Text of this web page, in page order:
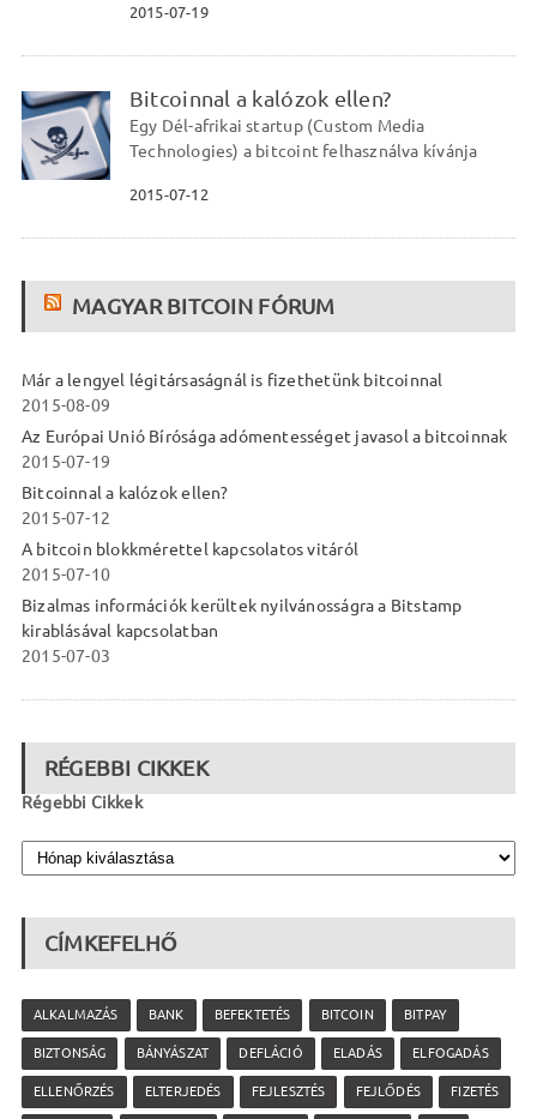
2015-07-19
Bitcoinnal a kalózok ellen?
Egy Dél-afrikai startup (Custom Media
Technologies) a bitcoint felhasználva kívánja
2015-07-12
MAGYAR BITCOIN FÓRUM
Már a lengyel légitársaságnál is fizethetünk bitcoinnal
2015-08-09
Az Európai Unió Bírósága adómentességet javasol a bitcoinnak
2015-07-19
Bitcoinnal a kalózok ellen?
2015-07-12
A bitcoin blokkmérettel kapcsolatos vitáról
2015-07-10
Bizalmas információk kerültek nyilvánosságra a Bitstamp
kirablásával kapcsolatban
2015-07-03
RÉGEBBI CIKKEK
Régebbi Cikkek
CÍMKEFELHŐ
ALKALMAZÁS BANK BEFEKTETÉS BITCOIN BITPAY
BIZTONSÁG BÁNYÁSZAT DEFLÁCIÓ ELADÁS ELFOGADÁS
ELLENŐRZÉS ELTERJEDÉS FEJLESZTÉS FEJLŐDÉS FIZETÉS